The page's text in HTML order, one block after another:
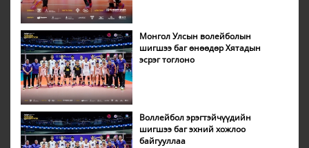
Монгол Улсын волейболын
шигшээ баг өнөөдөр Хятадын
эсрэг тоглоно
Воллейбол эрэгтэйчүүдийн
шигшээ баг эхний хожлоо
байгууллаа